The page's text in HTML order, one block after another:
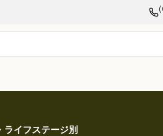
ライフステージ別